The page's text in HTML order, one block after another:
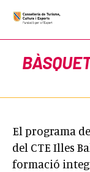
El programa
del CTE Illes
formació